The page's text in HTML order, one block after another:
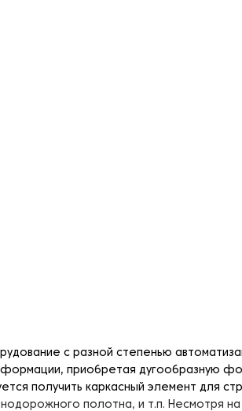
с разной степенью
приобретая дугообразную
получить каркасный элемент для
полотна, и т.п. Несмотря